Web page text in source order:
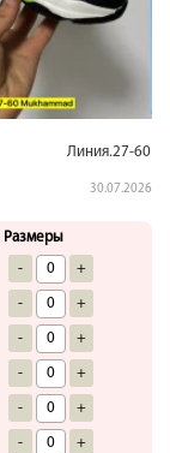
Линия.27-60
30.07.2026
Размеры
- +
- +
- +
- +
- +
- +